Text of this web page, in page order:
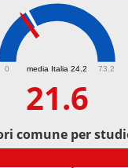
media Italia 24.2
0 73.2
21.6
comune per